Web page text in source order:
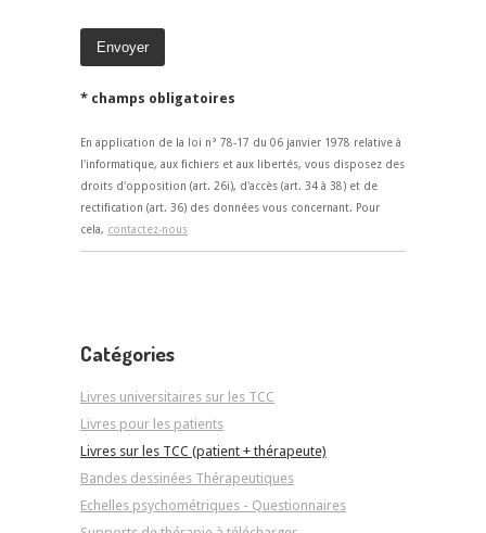
* champs obligatoires
En application de la loi n° 78-17 du 06 janvier 1978 relative à
l'informatique, aux fichiers et aux libertés, vous disposez des
droits d'opposition (art. 26i), d'accès (art. 34 à 38) et de
rectification (art. 36) des données vous concernant. Pour
cela, contactez-nous
Catégories
Livres universitaires sur les TCC
Livres pour les patients
Livres sur les TCC (patient + thérapeute)
Bandes dessinées Thérapeutiques
Echelles psychométriques - Questionnaires